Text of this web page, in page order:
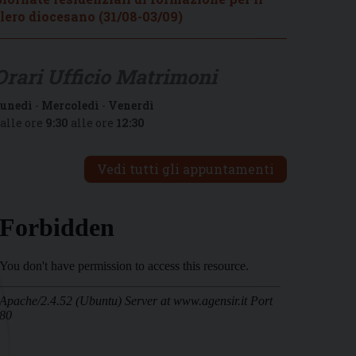
diocesano (31/08-03/09)
- Mercoledì - Venerdì
ore 9:30 alle ore 12:30
Vedi tutti gli appuntamenti